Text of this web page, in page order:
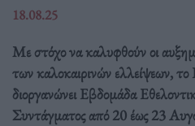
18.08.25
Με στόχο να καλυφθούν οι
των καλοκαιρινών ελλείψεων,
διοργανώνει Εβδομάδα
Συντάγματος από 20 έως 23